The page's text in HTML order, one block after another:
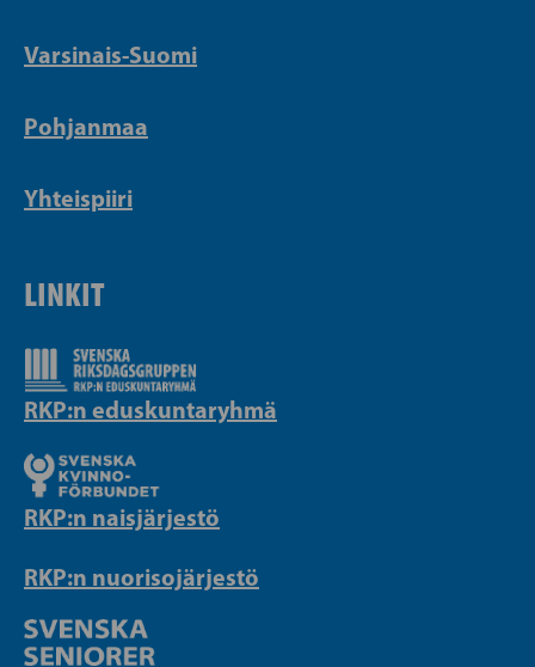
Varsinais-Suomi
Pohjanmaa
Yhteispiiri
LINKIT
RKP:n eduskuntaryhmä
RKP:n naisjärjestö
RKP:n nuorisojärjestö